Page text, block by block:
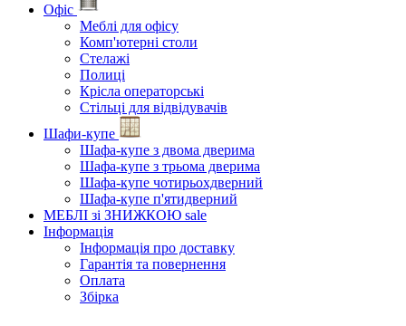
Офіс
Меблі для офісу
Комп'ютерні столи
Стелажі
Полиці
Крісла операторські
Стільці для відвідувачів
Шафи-купе
Шафа-купе з двома дверима
Шафа-купе з трьома дверима
Шафа-купе чотирьохдверний
Шафа-купе п'ятидверний
МЕБЛІ зі ЗНИЖКОЮ sale
Інформація
Інформація про доставку
Гарантія та повернення
Оплата
Збірка